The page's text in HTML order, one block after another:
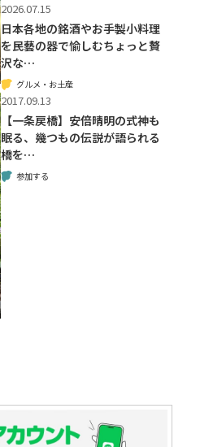
2026.07.15
日本各地の銘酒やお手製小料理
を民藝の器で愉しむちょっと贅
沢な…
グルメ・お土産
2017.09.13
【一条戻橋】安倍晴明の式神も
眠る、幾つもの伝説が語られる
橋を…
参加する